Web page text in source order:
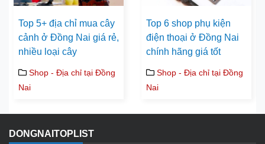
Top 5+ địa chỉ mua cây
cảnh ở Đồng Nai giá rẻ,
nhiều loại cây
Shop - Địa chỉ tại Đồng
Nai
Top 6 shop phụ kiện
điện thoại ở Đồng Nai
chính hãng giá tốt
Shop - Địa chỉ tại Đồng
Nai
DONGNAITOPLIST